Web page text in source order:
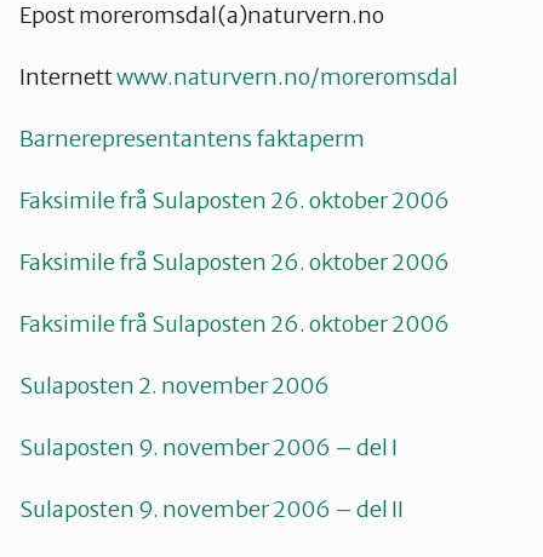
Epost moreromsdal(a)naturvern.no
Internettwww.naturvern.no/moreromsdal
Barnerepresentantens faktaperm
Faksimile frå Sulaposten 26. oktober 2006
Faksimile frå Sulaposten 26. oktober 2006
Faksimile frå Sulaposten 26. oktober 2006
Sulaposten 2. november 2006
Sulaposten 9. november 2006 – del I
Sulaposten 9. november 2006 – del II